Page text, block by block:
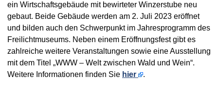
ein Wirtschaftsgebäude mit bewirteter Winzerstube neu
gebaut. Beide Gebäude werden am 2. Juli 2023 eröffnet
und bilden auch den Schwerpunkt im Jahresprogramm des
Freilichtmuseums. Neben einem Eröffnungsfest gibt es
zahlreiche weitere Veranstaltungen sowie eine Ausstellung
mit dem Titel „WWW – Welt zwischen Wald und Wein“.
Weitere Informationen finden Sie hier .